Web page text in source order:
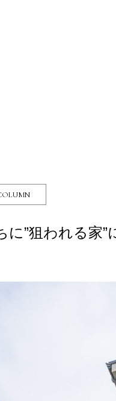
に”狙われる家